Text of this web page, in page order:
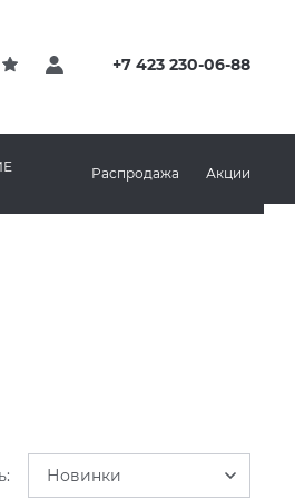
+7 423 230-06-88
Распродажа Акции
Новинки